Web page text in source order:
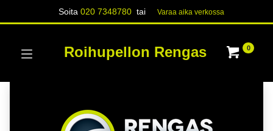
Soita020 7348780 tai Varaa aika verk​​​​ossa
Roihupellon Rengas 0